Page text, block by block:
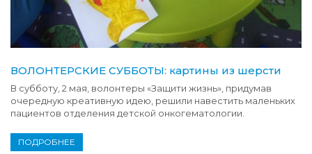
ВОЛОНТЕРСКИЕ СУББОТЫ: картины из шерсти
В субботу, 2 мая, волонтеры «Защити жизнь», придумав
очередную креативную идею, решили навестить маленьких
пациентов отделения детской онкогематологии.
ПОДРОБНЕЕ